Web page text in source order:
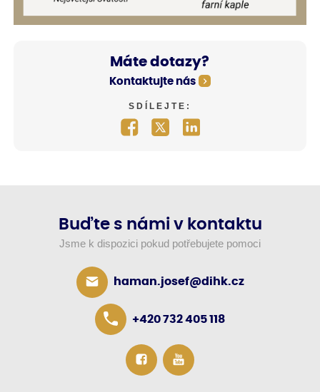
Máte dotazy?
Kontaktujte nás
SDÍLEJTE:
Buďte s námi v kontaktu
Jsme k dispozici pokud potřebujete pomoci
haman.josef@dihk.cz
+420 732 405 118